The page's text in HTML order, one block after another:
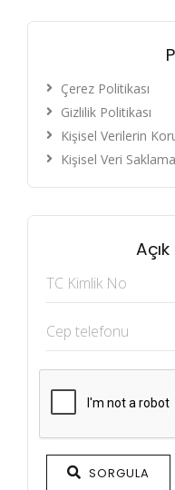
Çerez Politikası
Gizlilik Politikası
Kişisel Verilerin
Kişisel Veri
SORGULA